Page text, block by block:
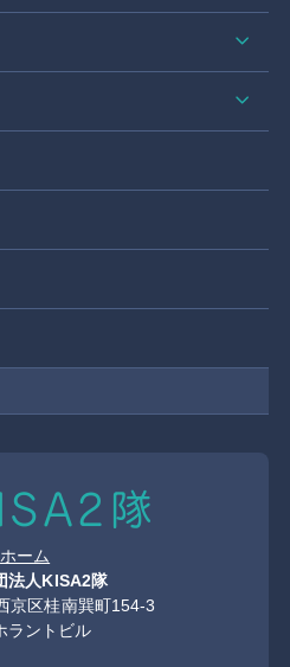
ホーム
法人KISA2隊
京区桂南巽町154-3
ラントビル